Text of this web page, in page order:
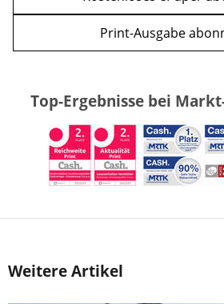
Print-Ausgabe
Top-Ergebnisse bei
Weitere Artikel